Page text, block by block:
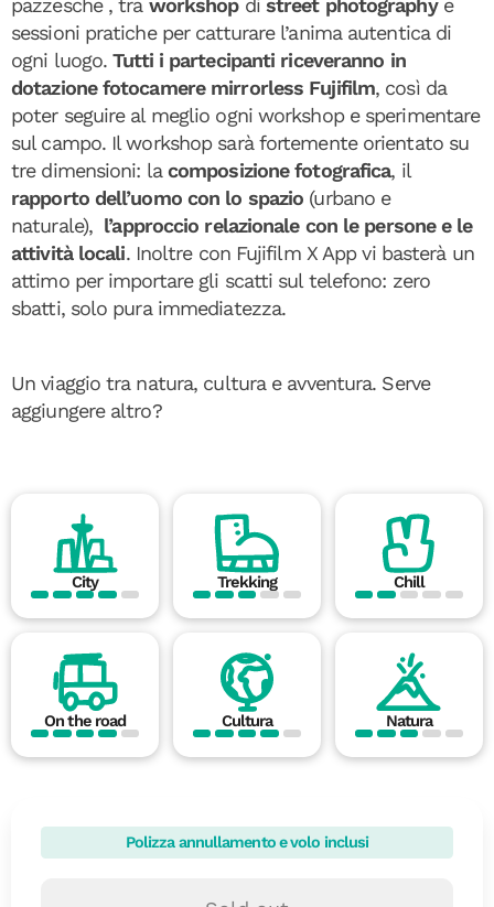
pazzesche , tra workshop di street photographye
sessioni pratiche per catturare l’anima autentica di
ogni luogo.Tutti i partecipanti riceveranno in
dotazione fotocamere mirrorless Fujifilm, così da
poter seguire al meglio ogni workshop e sperimentare
sul campo. Il workshop sarà fortemente orientato su
tre dimensioni: lacomposizione fotografica, il
rapporto dell’uomo con lo spazio (urbano e
naturale), l’approccio relazionale con le persone e le
attività locali. Inoltre con Fujifilm X App vi basterà un
attimo per importare gli scatti sul telefono: zero
sbatti, solo pura immediatezza.
Un viaggio tra natura, cultura e avventura. Serve
aggiungere altro?
City Trekking Chill
On the road Cultura Natura
Polizza annullamento e volo inclusi